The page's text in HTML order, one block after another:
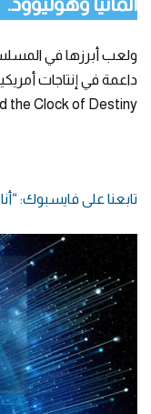
the Clock of Destiny”.
تابعنا على فايسبوك: “أنا